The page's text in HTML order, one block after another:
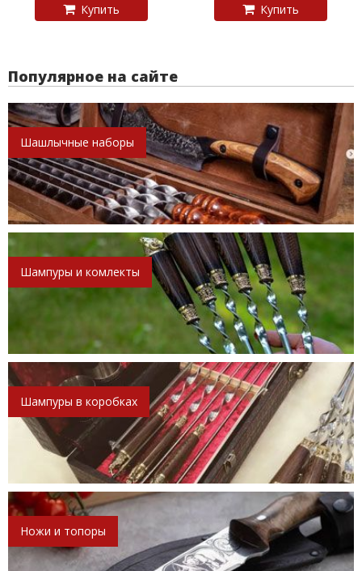
Купить Купить
Популярное на сайте
Шашлычные наборы
Шампуры и комлекты
Шампуры в коробках
Ножи и топоры